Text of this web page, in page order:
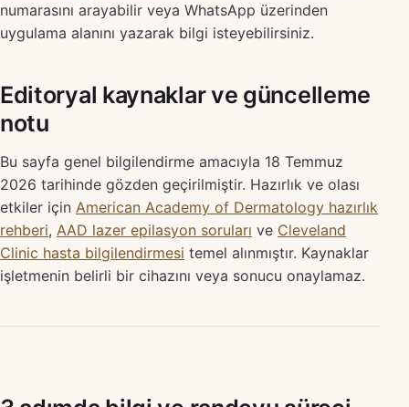
numarasını arayabilir veya WhatsApp üzerinden
uygulama alanını yazarak bilgi isteyebilirsiniz.
Editoryal kaynaklar ve güncelleme
notu
Bu sayfa genel bilgilendirme amacıyla 18 Temmuz
2026 tarihinde gözden geçirilmiştir. Hazırlık ve olası
etkiler için American Academy of Dermatology hazırlık
rehberi, AAD lazer epilasyon soruları ve Cleveland
Clinic hasta bilgilendirmesi temel alınmıştır. Kaynaklar
işletmenin belirli bir cihazını veya sonucu onaylamaz.